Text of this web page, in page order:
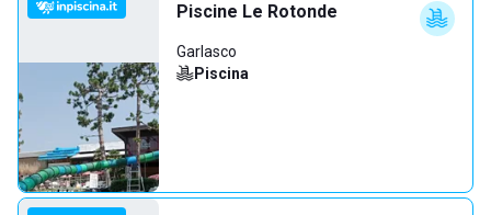
Piscine Le Rotonde
Garlasco
Piscina